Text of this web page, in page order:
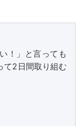
！」と言っても
て2日間取り組む